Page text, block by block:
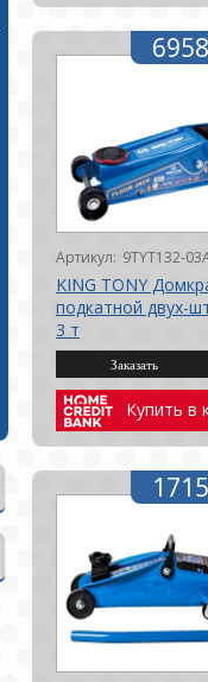
Артикул: 9TYT132-
KING TONY
подкатной двух-
3 т
Купить в